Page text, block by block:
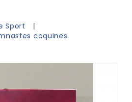
Sport
coquines